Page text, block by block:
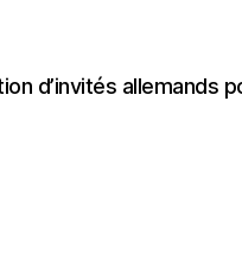
d’invités